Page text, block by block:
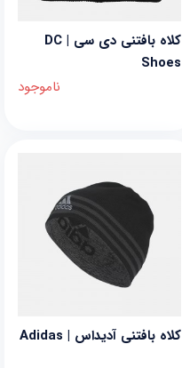
کلاه بافتنی دی سی | DC
Shoes
ناموجود
کلاه بافتنی آدیداس | Adidas